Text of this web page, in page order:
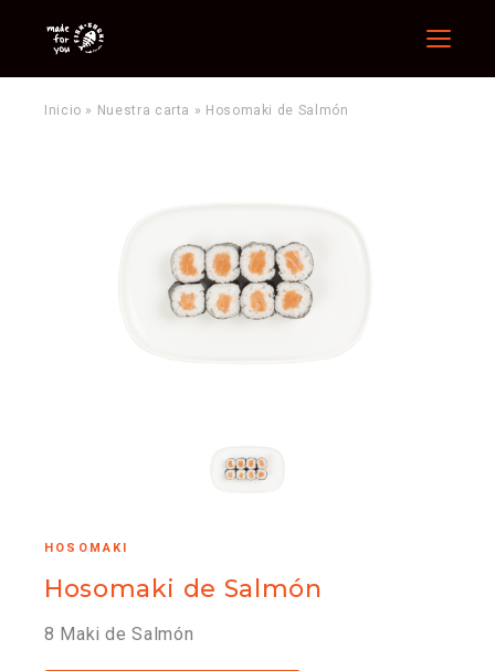
Menu
Inicio » Nuestra carta » Hosomaki de Salmón
HOSOMAKI
Hosomaki de Salmón
8 Maki de Salmón